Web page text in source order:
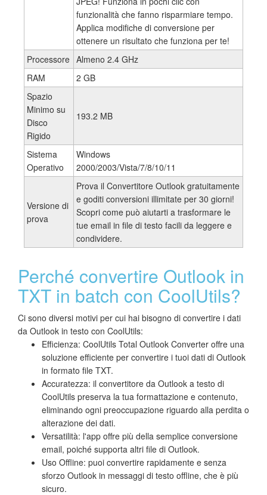
funzionalità che fanno risparmiare tempo.
Applica modifiche di conversione per
ottenere un risultato che funziona per te!
Processore Almeno 2.4 GHz
RAM
2 GB
Spazio
Minimo su
Disco
Rigido
193.2 MB
Sistema
Operativo
Windows
2000/2003/Vista/7/8/10/11
Versione di
prova
Prova il Convertitore Outlook gratuitamente
e goditi conversioni illimitate per 30 giorni!
Scopri come può aiutarti a trasformare le
tue email in file di testo facili da leggere e
condividere.
Perché convertire Outlook in
TXT in batch con CoolUtils?
Ci sono diversi motivi per cui hai bisogno di convertire i dati
da Outlook in testo con CoolUtils:
Efficienza: CoolUtils Total Outlook Converter offre una
soluzione efficiente per convertire i tuoi dati di Outlook
in formato file TXT.
Accuratezza: il convertitore da Outlook a testo di
CoolUtils preserva la tua formattazione e contenuto,
eliminando ogni preoccupazione riguardo alla perdita o
alterazione dei dati.
Versatilità: l'app offre più della semplice conversione
email, poiché supporta altri file di Outlook.
Uso Offline: puoi convertire rapidamente e senza
sforzo Outlook in messaggi di testo offline, che è più
sicuro.